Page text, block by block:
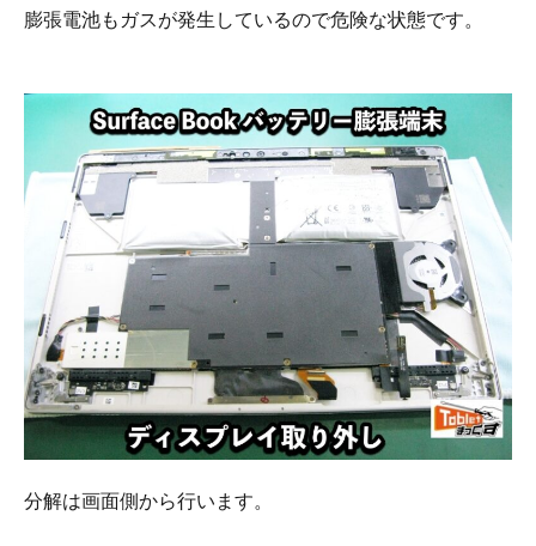
膨張電池もガスが発生しているので危険な状態です。
分解は画面側から行います。